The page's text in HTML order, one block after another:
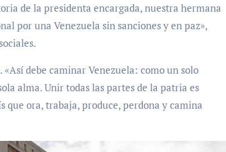
de la presidenta encargada, nuestra hermana
por una Venezuela sin sanciones y en paz»,
debe caminar Venezuela: como un solo
alma. Unir todas las partes de la patria es
que ora, trabaja, produce, perdona y camina